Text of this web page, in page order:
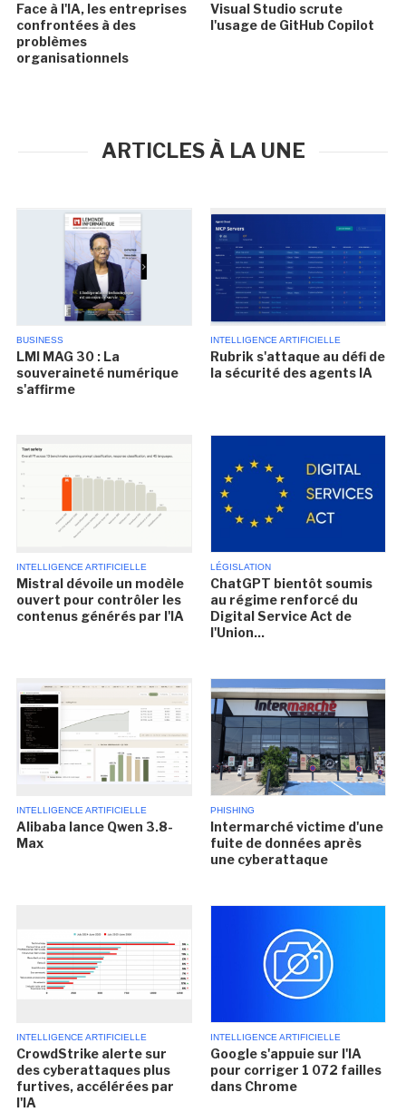
Face à l'IA, les entreprises
confrontées à des
problèmes
organisationnels
Visual Studio scrute
l'usage de GitHub Copilot
ARTICLES À LA UNE
BUSINESS
LMI MAG 30 : La
souveraineté numérique
s'affirme
INTELLIGENCE ARTIFICIELLE
Rubrik s'attaque au défi de
la sécurité des agents IA
INTELLIGENCE ARTIFICIELLE
Mistral dévoile un modèle
ouvert pour contrôler les
contenus générés par l'IA
LÉGISLATION
ChatGPT bientôt soumis
au régime renforcé du
Digital Service Act de
l'Union...
INTELLIGENCE ARTIFICIELLE
Alibaba lance Qwen 3.8-
Max
PHISHING
Intermarché victime d'une
fuite de données après
une cyberattaque
INTELLIGENCE ARTIFICIELLE
CrowdStrike alerte sur
des cyberattaques plus
furtives, accélérées par
l'IA
INTELLIGENCE ARTIFICIELLE
Google s'appuie sur l'IA
pour corriger 1 072 failles
dans Chrome